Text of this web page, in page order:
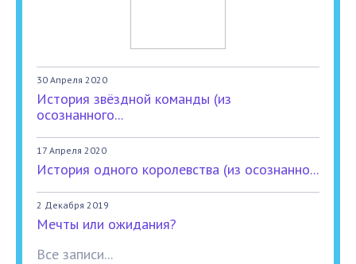
30 Апреля 2020
История звёздной команды (из
осознанного...
17 Апреля 2020
История одного королевства (из осознанно...
2 Декабря 2019
Мечты или ожидания?
Все записи...